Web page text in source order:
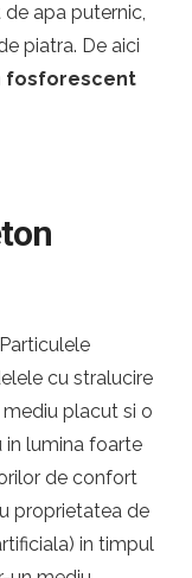
apa puternic,
piatra. De aici
fosforescent
cu stralucire
placut si o
in lumina foarte
de confort
proprietatea de
in timpul